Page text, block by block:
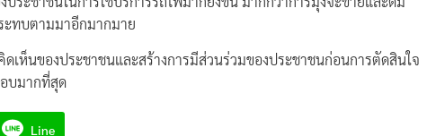
ะทบตามมาอีกมากมาย
ดเห็นของประชาชนและสร้างการมีส่วนร่วมของประชาชนก่อนการตัดสินใจ
บมากที่สุด
Line